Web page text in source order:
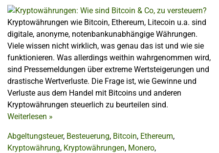
Kryptowährungen wie Bitcoin, Ethereum, Litecoin u.a. sind
digitale, anonyme, notenbankunabhängige Währungen.
Viele wissen nicht wirklich, was genau das ist und wie sie
funktionieren. Was allerdings weithin wahrgenommen wird,
sind Pressemeldungen über extreme Wertsteigerungen und
drastische Wertverluste. Die Frage ist, wie Gewinne und
Verluste aus dem Handel mit Bitcoins und anderen
Kryptowährungen steuerlich zu beurteilen sind.
Weiterlesen »
Abgeltungsteuer, Besteuerung, Bitcoin, Ethereum,
Kryptowährung, Kryptowährungen, Monero,